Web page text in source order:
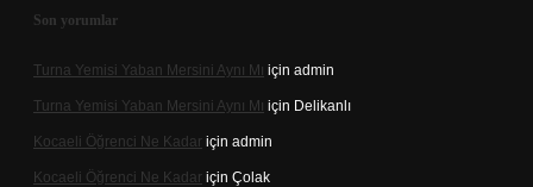
Son yorumlar
Turna Yemisi Yaban Mersini Aynı Mı için admin
Turna Yemisi Yaban Mersini Aynı Mı için Delikanlı
Kocaeli Öğrenci Ne Kadar için admin
Kocaeli Öğrenci Ne Kadar için Çolak